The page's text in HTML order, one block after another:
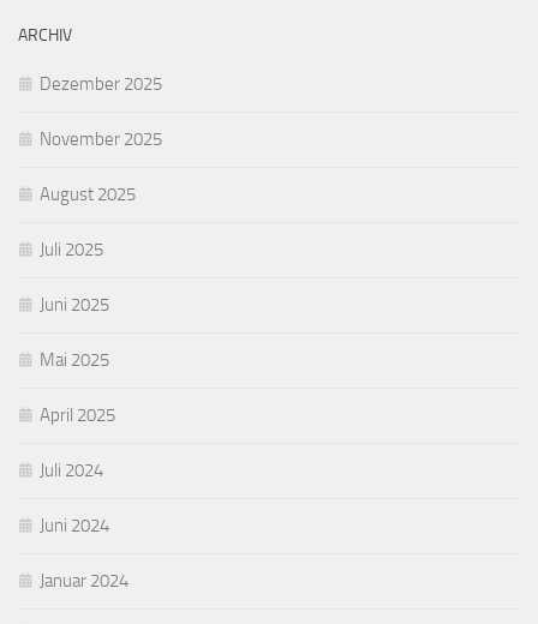
ARCHIV
Dezember 2025
November 2025
August 2025
Juli 2025
Juni 2025
Mai 2025
April 2025
Juli 2024
Juni 2024
Januar 2024